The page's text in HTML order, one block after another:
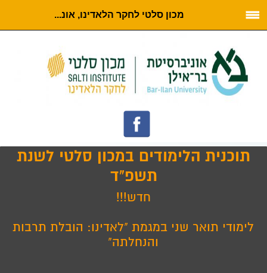
מכון סלטי לחקר הלאדינו, אונ...
חדש!!!
לימודי תואר שני במגמת "לאדינו: הובלת תרבות
והנחלתה"
תוכנית הלימודים במכון סלטי לשנת
תשפ"ד